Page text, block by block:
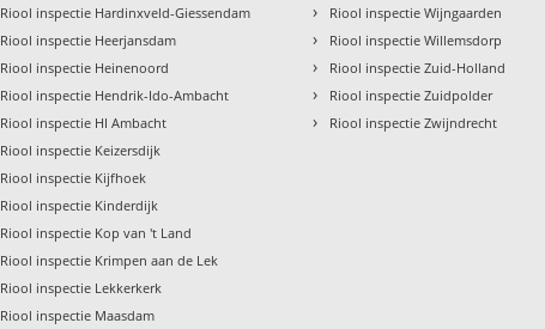
Riool inspectie Hardinxveld-Giessendam
Riool inspectie Heerjansdam
Riool inspectie Heinenoord
Riool inspectie Hendrik-Ido-Ambacht
Riool inspectie HI Ambacht
Riool inspectie Keizersdijk
Riool inspectie Kijfhoek
Riool inspectie Kinderdijk
Riool inspectie Kop van 't Land
Riool inspectie Krimpen aan de Lek
Riool inspectie Lekkerkerk
Riool inspectie Maasdam
› Riool inspectie Wijngaarden
› Riool inspectie Willemsdorp
› Riool inspectie Zuid-Holland
› Riool inspectie Zuidpolder
› Riool inspectie Zwijndrecht